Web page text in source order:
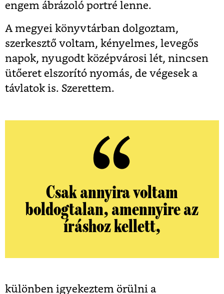
engem ábrázoló portré lenne.
A megyei könyvtárban dolgoztam,
szerkesztő voltam, kényelmes, levegős
napok, nyugodt középvárosi lét, nincsen
ütőeret elszorító nyomás, de végesek a
távlatok is. Szerettem.
Csak annyira voltam
boldogtalan, amennyire az
íráshoz kellett,
különben igyekeztem örülni a